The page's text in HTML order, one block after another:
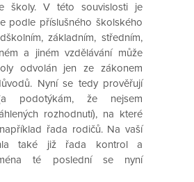
školy. V této souvislosti je
podle příslušného školského
základním, středním,
a jiném vzdělávání může
odvolán jen ze zákonem
Nyní se tedy prověřují
podotýkám, že nejsem
rozhodnutí), na které
řada rodičů. Na vaší
také již řada kontrol a
té poslední se nyní